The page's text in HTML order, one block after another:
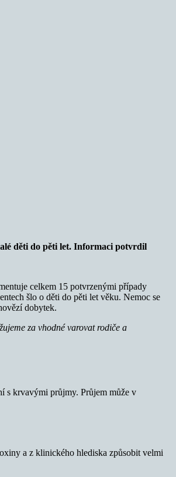
děti do pěti let. Informaci potvrdil
celkem 15 potvrzenými případy
šlo o děti do pěti let věku. Nemoc se
dobytek.
za vhodné varovat rodiče a
s krvavými průjmy. Průjem může v
a z klinického hlediska způsobit velmi